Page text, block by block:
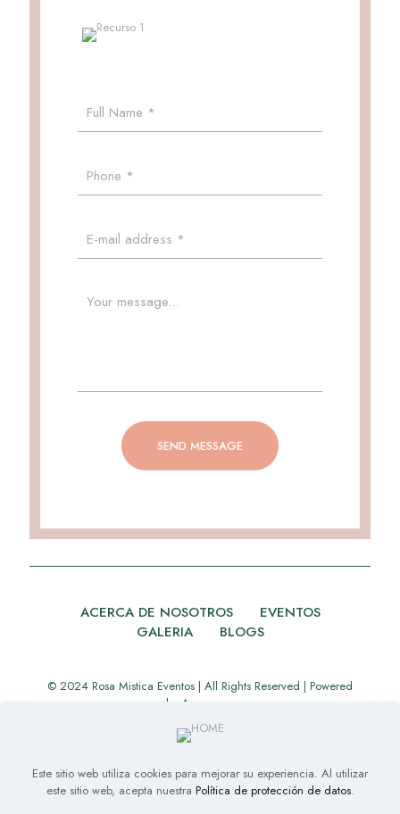
ACERCA DE NOSOTROS
EVENTOS
GALERIA
BLOGS
© 2024 Rosa Mistica Eventos | All Rights Reserved | Powered
by
Appverse
Este sitio web utiliza cookies para mejorar su experiencia. Al utilizar
este sitio web, acepta nuestra Política de protección de datos.